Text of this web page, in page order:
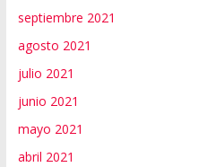
septiembre 2021
agosto 2021
julio 2021
junio 2021
mayo 2021
abril 2021